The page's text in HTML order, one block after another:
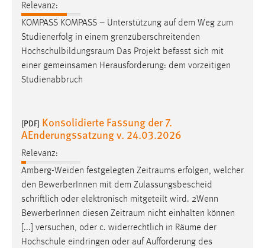
Relevanz:
KOMPASS KOMPASS – Unterstützung auf dem Weg zum
Studienerfolg in einem grenzüberschreitenden
Hochschulbildungsraum Das Projekt befasst sich mit
einer gemeinsamen Herausforderung: dem vorzeitigen
Studienabbruch
[PDF] Konsolidierte Fassung der 7.
AEnderungssatzung v. 24.03.2026
Relevanz:
Amberg-Weiden festgelegten Zeitraums erfolgen, welcher
den BewerberInnen mit dem Zulassungsbescheid
schriftlich oder elektronisch mitgeteilt wird. 2Wenn
BewerberInnen diesen Zeitraum nicht einhalten können
[...] versuchen, oder c. widerrechtlich in Räume der
Hochschule eindringen oder auf Aufforderung des
Performance
Name:
Zweck:
Für performante Seitenauslieferung wird in diesem Cookie
Sprachpräferenz
Name:
site-language-preference
Zweck:
Das Cookie speichert die gewählte Sprache der Website.
Cookie Laufzeit: